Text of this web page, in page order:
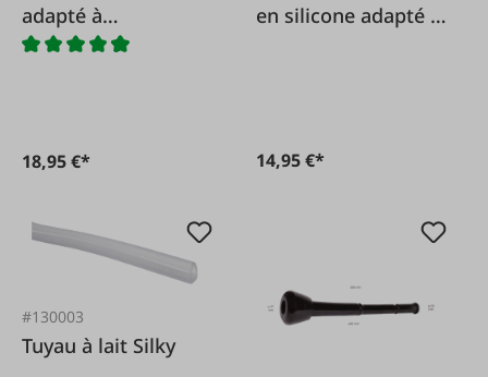
adapté à
GEA/Westfalia 7022-
18,95 €*
en silicone adapté à
14,95 €*
#130003
Tuyau à lait Silky